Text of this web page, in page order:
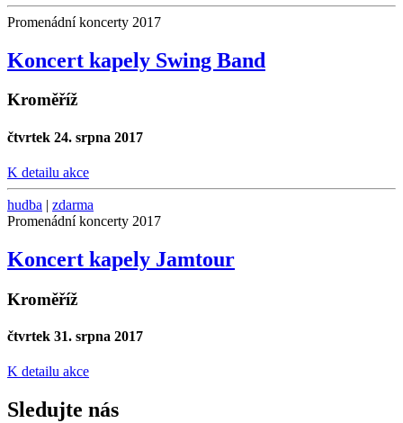
Promenádní koncerty 2017
Koncert kapely Swing Band
Kroměříž
čtvrtek 24. srpna 2017
K detailu akce
hudba | zdarma
Promenádní koncerty 2017
Koncert kapely Jamtour
Kroměříž
čtvrtek 31. srpna 2017
K detailu akce
Sledujte nás